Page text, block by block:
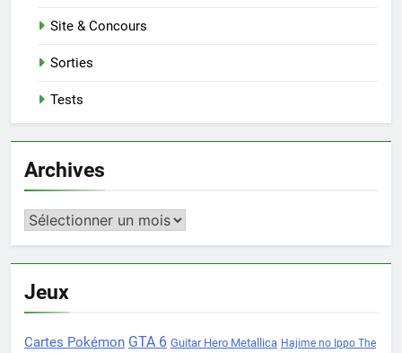
Site & Concours
Sorties
Tests
Archives
Archives
Jeux
Cartes Pokémon GTA 6 Guitar Hero Metallica Hajime no Ippo The